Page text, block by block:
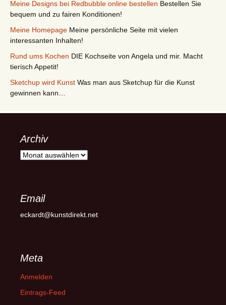
Meine Designs bei Redbubble online bestellen Bestellen Sie
bequem und zu fairen Konditionen!
Meine Homepage Meine persönliche Seite mit vielen
interessanten Inhalten!
Rund ums Kochen DIE Kochseite von Angela und mir. Macht
tierisch Appetit!
Sketchup wird Kunst Was man aus Sketchup für die Kunst
gewinnen kann…
Archiv
Archiv
Email
eckardt@kunstdirekt.net
Meta
Anmelden
Eintrags-Feed